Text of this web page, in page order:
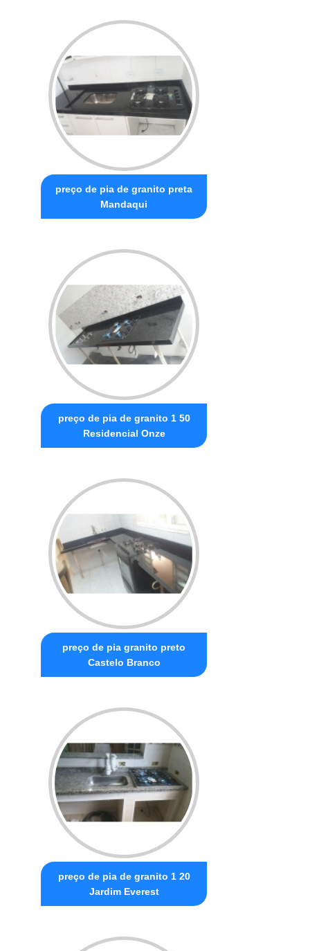
preço de pia de granito preta
Mandaqui
preço de pia de granito 1 50
Residencial Onze
preço de pia granito preto
Castelo Branco
preço de pia de granito 1 20
Jardim Everest